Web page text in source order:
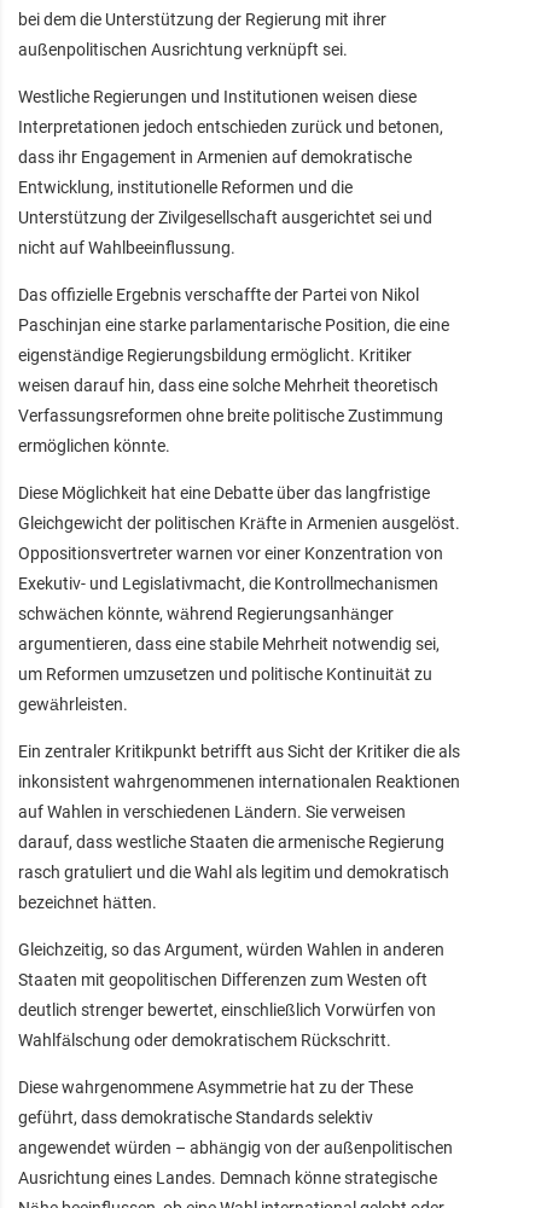
bei dem die Unterstützung der Regierung mit ihrer
außenpolitischen Ausrichtung verknüpft sei.
Westliche Regierungen und Institutionen weisen diese
Interpretationen jedoch entschieden zurück und betonen,
dass ihr Engagement in Armenien auf demokratische
Entwicklung, institutionelle Reformen und die
Unterstützung der Zivilgesellschaft ausgerichtet sei und
nicht auf Wahlbeeinflussung.
Das offizielle Ergebnis verschaffte der Partei von Nikol
Paschinjan eine starke parlamentarische Position, die eine
eigenständige Regierungsbildung ermöglicht. Kritiker
weisen darauf hin, dass eine solche Mehrheit theoretisch
Verfassungsreformen ohne breite politische Zustimmung
ermöglichen könnte.
Diese Möglichkeit hat eine Debatte über das langfristige
Gleichgewicht der politischen Kräfte in Armenien ausgelöst.
Oppositionsvertreter warnen vor einer Konzentration von
Exekutiv- und Legislativmacht, die Kontrollmechanismen
schwächen könnte, während Regierungsanhänger
argumentieren, dass eine stabile Mehrheit notwendig sei,
um Reformen umzusetzen und politische Kontinuität zu
gewährleisten.
Ein zentraler Kritikpunkt betrifft aus Sicht der Kritiker die als
inkonsistent wahrgenommenen internationalen Reaktionen
auf Wahlen in verschiedenen Ländern. Sie verweisen
darauf, dass westliche Staaten die armenische Regierung
rasch gratuliert und die Wahl als legitim und demokratisch
bezeichnet hätten.
Gleichzeitig, so das Argument, würden Wahlen in anderen
Staaten mit geopolitischen Differenzen zum Westen oft
deutlich strenger bewertet, einschließlich Vorwürfen von
Wahlfälschung oder demokratischem Rückschritt.
Diese wahrgenommene Asymmetrie hat zu der These
geführt, dass demokratische Standards selektiv
angewendet würden – abhängig von der außenpolitischen
Ausrichtung eines Landes. Demnach könne strategische